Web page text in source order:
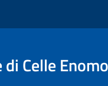
di Celle